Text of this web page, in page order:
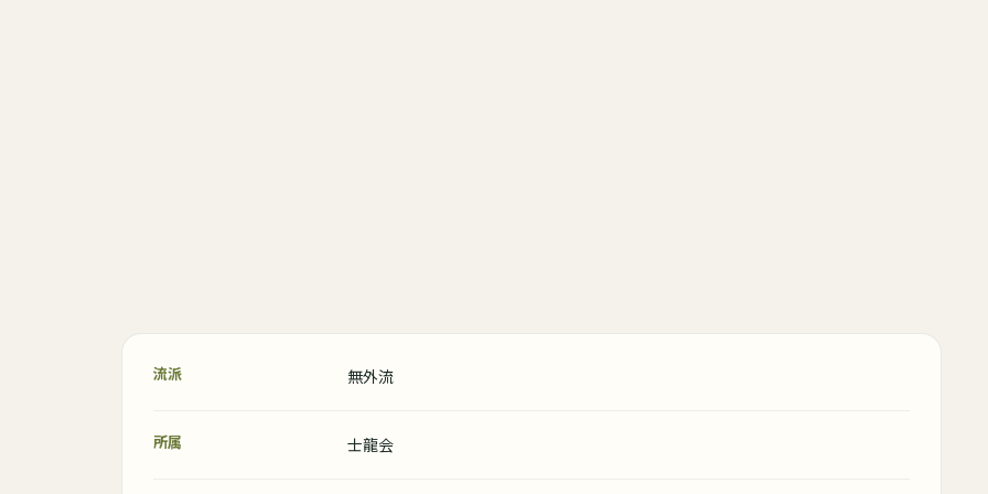
流派 無外流
所属 士龍会